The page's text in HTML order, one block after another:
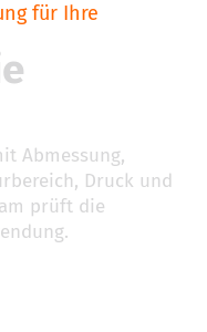
für Ihre
Abmessung,
Druck und
prüft die